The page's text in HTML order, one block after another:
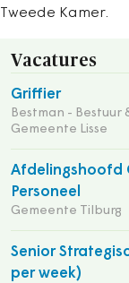
Tweede Kamer.
Vacatures
Griffier
Bestman -
Gemeente Lisse
Afdelingshoofd
Personeel
Gemeente Tilburg
Senior
per week)